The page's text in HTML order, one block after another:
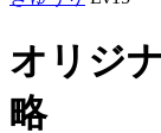
オリジ
略